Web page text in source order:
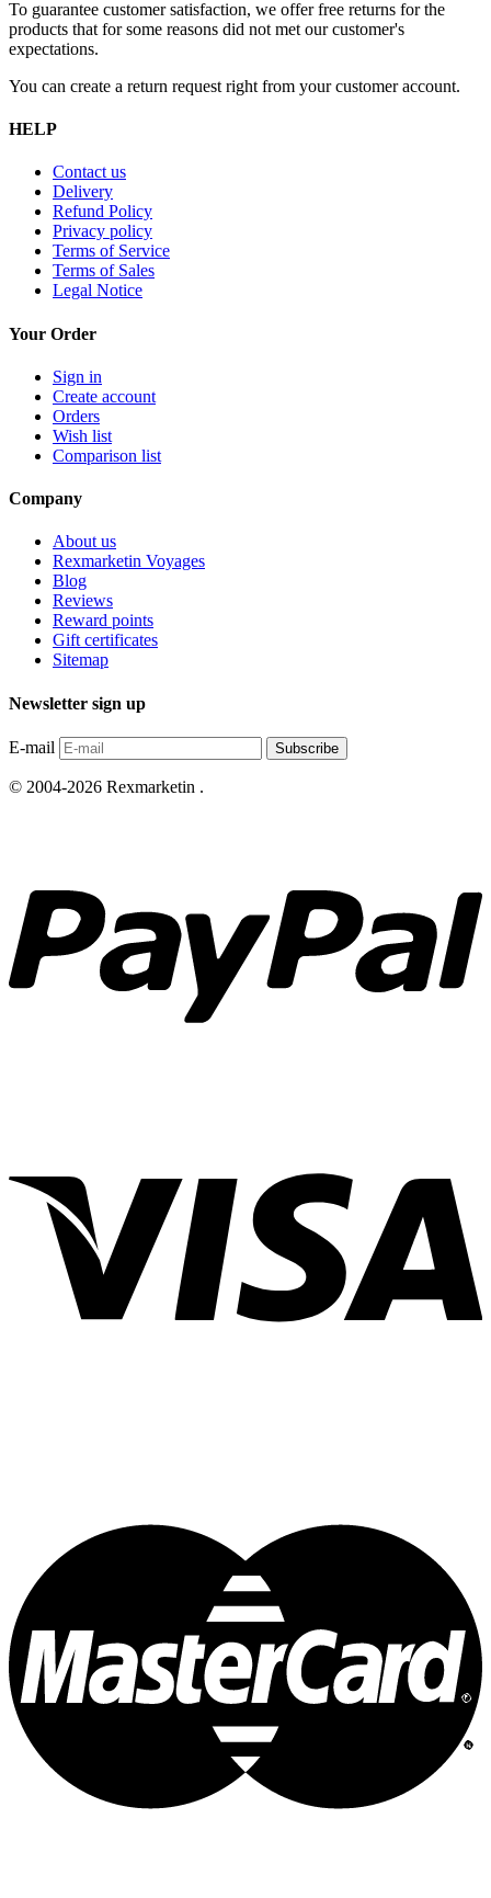
To guarantee customer satisfaction, we offer free returns for the
products that for some reasons did not met our customer's
expectations.
You can create a return request right from your customer account.
HELP
Contact us
Delivery
Refund Policy
Privacy policy
Terms of Service
Terms of Sales
Legal Notice
Your Order
Sign in
Create account
Orders
Wish list
Comparison list
Company
About us
Rexmarketin Voyages
Blog
Reviews
Reward points
Gift certificates
Sitemap
Newsletter sign up
E-mail Subscribe
© 2004-2026 Rexmarketin .